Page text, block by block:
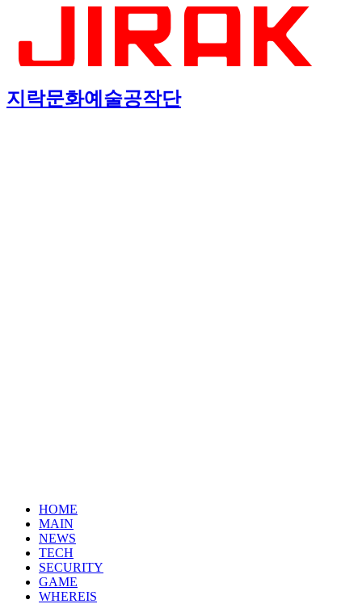
지락문화예술공작단
HOME
MAIN
NEWS
TECH
SECURITY
GAME
WHEREIS